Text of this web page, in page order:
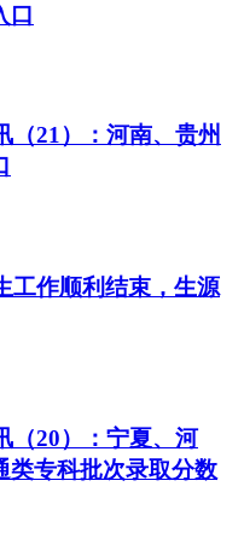
口
（21）：河南、贵州
工作顺利结束，生源
（20）：宁夏、河
类专科批次录取分数